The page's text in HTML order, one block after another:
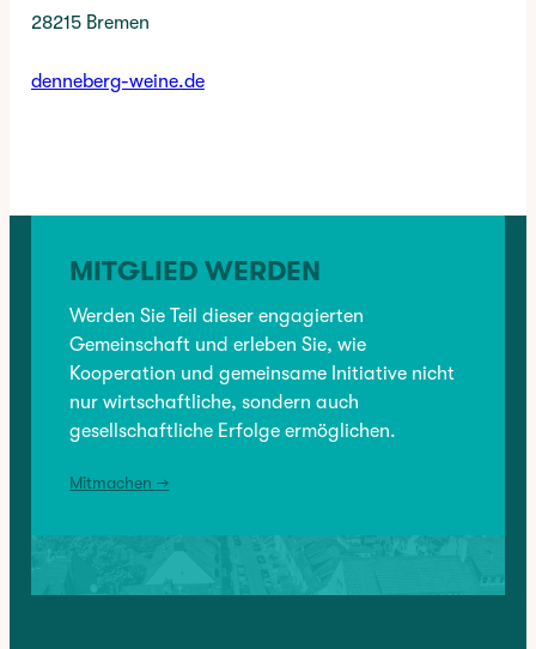
28215 Bremen
denneberg-weine.de
MITGLIED WERDEN
Werden Sie Teil dieser engagierten
Gemeinschaft und erleben Sie, wie
Kooperation und gemeinsame Initiative nicht
nur wirtschaftliche, sondern auch
gesellschaftliche Erfolge ermöglichen.
Mitmachen →